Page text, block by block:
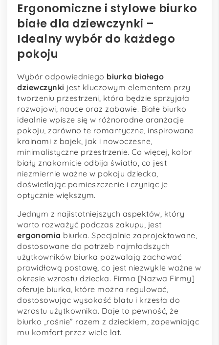
Ergonomiczne i stylowe biurko
białe dla dziewczynki –
Idealny wybór do każdego
pokoju
Wybór odpowiedniego biurka białego
dziewczynki jest kluczowym elementem przy
tworzeniu przestrzeni, która będzie sprzyjała
rozwojowi, nauce oraz zabawie. Białe biurko
idealnie wpisze się w różnorodne aranżacje
pokoju, zarówno te romantyczne, inspirowane
krainami z bajek, jak i nowoczesne,
minimalistyczne przestrzenie. Co więcej, kolor
biały znakomicie odbija światło, co jest
niezmiernie ważne w pokoju dziecka,
doświetlając pomieszczenie i czyniąc je
optycznie większym.
Jednym z najistotniejszych aspektów, który
warto rozważyć podczas zakupu, jest
ergonomia biurka. Specjalnie zaprojektowane,
dostosowane do potrzeb najmłodszych
użytkowników biurka pozwalają zachować
prawidłową postawę, co jest niezwykle ważne w
okresie wzrostu dziecka. Firma [Nazwa Firmy]
oferuje biurka, które można regulować,
dostosowując wysokość blatu i krzesła do
wzrostu użytkownika. Daje to pewność, że
biurko „rośnie” razem z dzieckiem, zapewniając
mu komfort przez wiele lat.